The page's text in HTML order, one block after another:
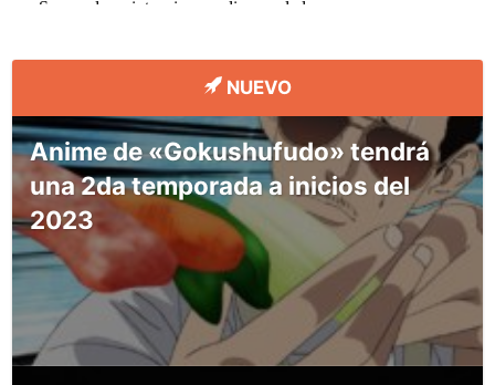
NUEVO
Anime de «Gokushufudo» tendrá
una 2da temporada a inicios del
2023